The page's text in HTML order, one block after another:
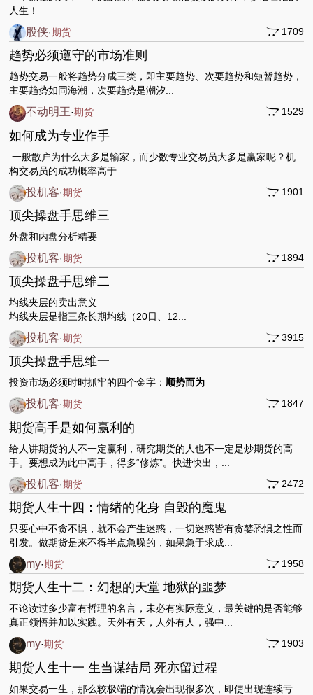
人生！
股侠·期货 1709
趋势必须遵守的市场准则
趋势交易一般将趋势分成三类，即主要趋势、次要趋势和短暂趋势，
主要趋势如同海潮，次要趋势是潮汐...
不动明王·期货 1529
如何成为专业作手
一般散户为什么大多是输家，而少数专业交易员大多是赢家呢？机
构交易员的成功概率高于...
投机客·期货 1901
顶尖操盘手思维三
外盘和内盘分析精要
投机客·期货 1894
顶尖操盘手思维二
均线夹层的卖出意义
均线夹层是指三条长期均线（20日、12...
投机客·期货 3915
顶尖操盘手思维一
投资市场必须时时抓牢的四个金字：顺势而为
投机客·期货 1847
期货高手​是如何赢利的
给人讲期货的人不一定赢利，研究期货的人也不一定是炒期货的高
手。要想成为此中高手，得多“修炼”。快进快出，...
投机客·期货 2472
期货人生十四：情绪的化身 自毁的魔鬼
只要心中不贪不惧，就不会产生迷惑，一切迷惑皆有贪婪恐惧之性而
引发。做期货是来不得半点急噪的，如果急于求成...
my·期货 1958
期货人生十二：幻想的天堂 地狱的噩梦
不论读过多少富有哲理的名言，未必有实际意义，最关键的是否能够
真正领悟并加以实践。天外有天，人外有人，强中...
my·期货 1903
期货人生十一 生当谋结局 死亦留过程
如果交易一生，那么较极端的情况会出现很多次，即使出现连续亏